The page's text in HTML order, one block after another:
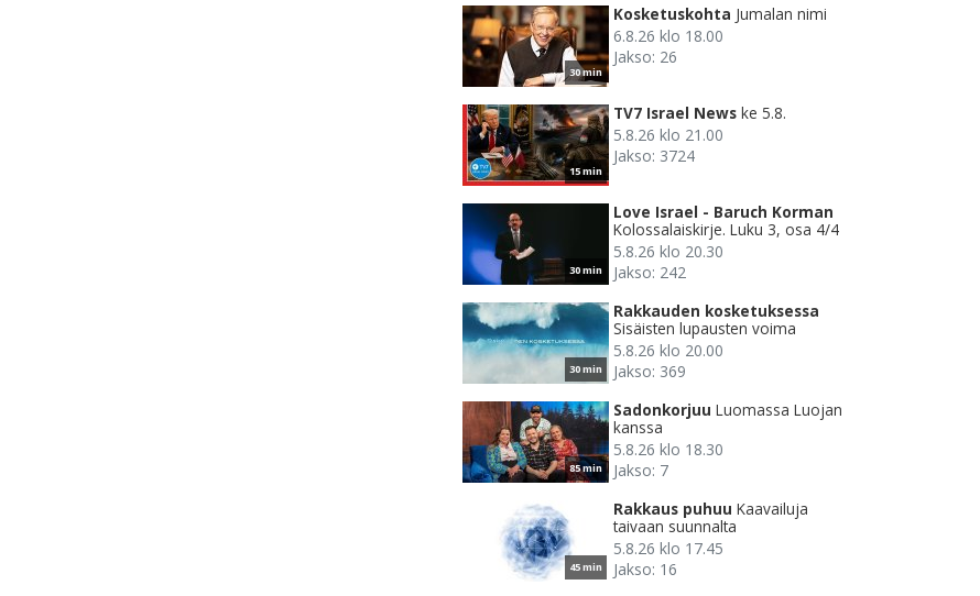
30 min
Kosketuskohta Jumalan nimi
6.8.26 klo 18.00
Jakso: 26
15 min
TV7 Israel News ke 5.8.
5.8.26 klo 21.00
Jakso: 3724
30 min
Love Israel - Baruch Korman
Kolossalaiskirje. Luku 3, osa 4/4
5.8.26 klo 20.30
Jakso: 242
30 min
Rakkauden kosketuksessa
Sisäisten lupausten voima
5.8.26 klo 20.00
Jakso: 369
85 min
Sadonkorjuu Luomassa Luojan
kanssa
5.8.26 klo 18.30
Jakso: 7
45 min
Rakkaus puhuu Kaavailuja
taivaan suunnalta
5.8.26 klo 17.45
Jakso: 16